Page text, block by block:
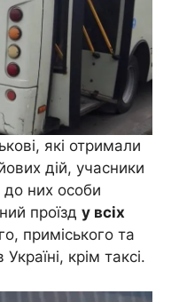
які отримали
дій, учасники
до них особи
проїзд у всіх
приміського та
крім таксі.